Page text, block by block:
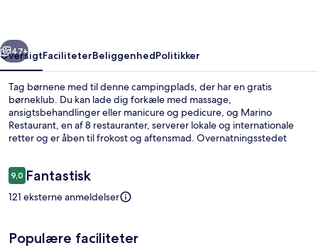
Næste
47+
OversigtFaciliteterBeliggenhedPolitikker
Tag børnene med til denne campingplads, der har en gratis
børneklub. Du kan lade dig forkæle med massage,
ansigtsbehandlinger eller manicure og pedicure, og Marino
Restaurant, en af 8 restauranter, serverer lokale og internationale
retter og er åben til frokost og aftensmad. Overnatningsstedet
Anmeldelser
9,09,0 ud af 10.
Fantastisk
121 eksterne anmeldelser
Populære faciliteter